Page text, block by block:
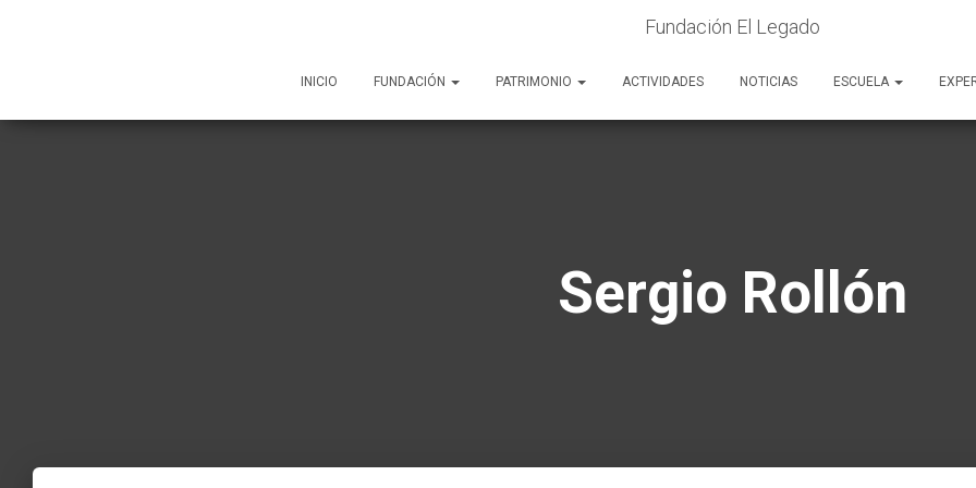
Fundación El Legado
INICIO FUNDACIÓN PATRIMONIO ACTIVIDADES NOTICIAS ESCUELA
Sergio Rollón